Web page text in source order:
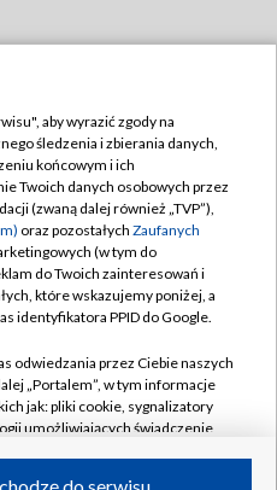
TVP
zgody
aby wyrazić zgody na
śledzenia i zbierania danych,
końcowym i ich
Twoich danych osobowych przez
(zwaną dalej również „TVP”),
oraz pozostałych Zaufanych
(w tym do
do Twoich zainteresowań i
które wskazujemy poniżej, a
identyfikatora PPID do Google.
odwiedzania przez Ciebie naszych
„Portalem”, w tym informacje
jak: pliki cookie, sygnalizatory
umożliwiających świadczenie